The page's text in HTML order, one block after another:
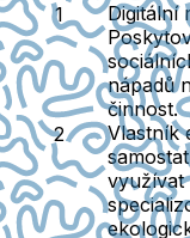
Digitální
nápadů
činnost.
Vlastník
využívat